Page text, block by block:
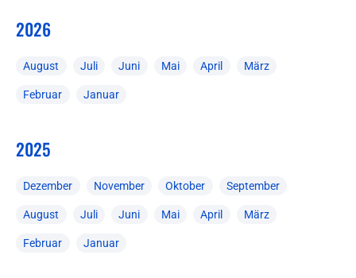
2026
August Juli Juni Mai April März
Februar Januar
2025
Dezember November Oktober September
August Juli Juni Mai April März
Februar Januar